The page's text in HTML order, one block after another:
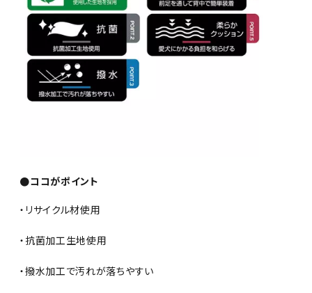
●ココがポイント
・リサイクル材使用
・抗菌加工生地使用
・撥水加工で汚れが落ちやすい